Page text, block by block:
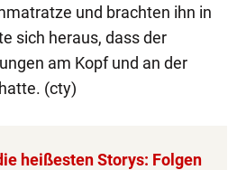
und brachten ihn in
sich heraus, dass der
am Kopf und an der
(cty)
heißesten Storys: Folgen